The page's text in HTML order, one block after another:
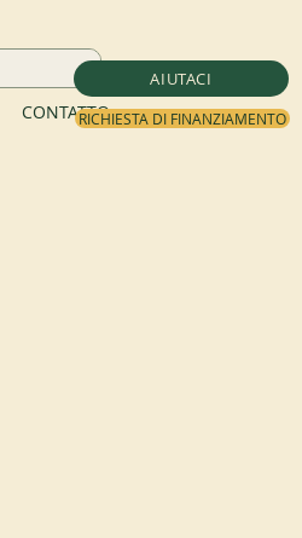
AIUTACI
RICHIESTA DI FINANZIAMENTO
CONTATTO